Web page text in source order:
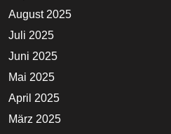
August 2025
Juli 2025
Juni 2025
Mai 2025
April 2025
März 2025